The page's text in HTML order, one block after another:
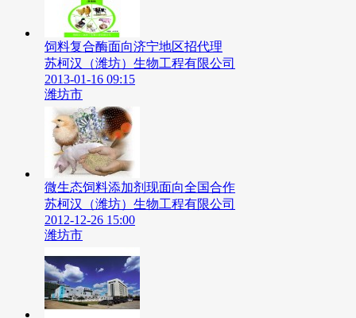
饲料复合酶面向济宁地区招代理
苏柯汉（潍坊）生物工程有限公司
2013-01-16 09:15
潍坊市
微生态饲料添加剂现面向全国合作
苏柯汉（潍坊）生物工程有限公司
2012-12-26 15:00
潍坊市